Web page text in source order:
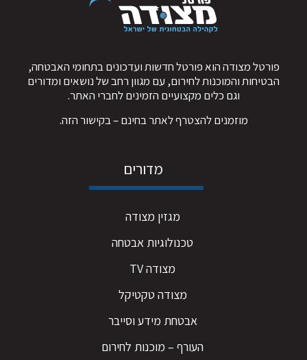
פורטל מצודה הוא פורטל חדשות ועדכונים בתחומי האבטחה,
הבטיחות והמוכנות לחירום, עם מגוון רחב של נושאים ומדורים
וגם כלים מקצועיים הזמינים לחברי האתר.
מוזמנים להצטרף לאתר בחינם – בקישור הזה.
מדורים
מגזין מצודה
טכנולוגיות אבטחה
מצודה TV
מצודה טקטיקל
אבטחת מידע וסייבר
העורף – מוכנות לחירום